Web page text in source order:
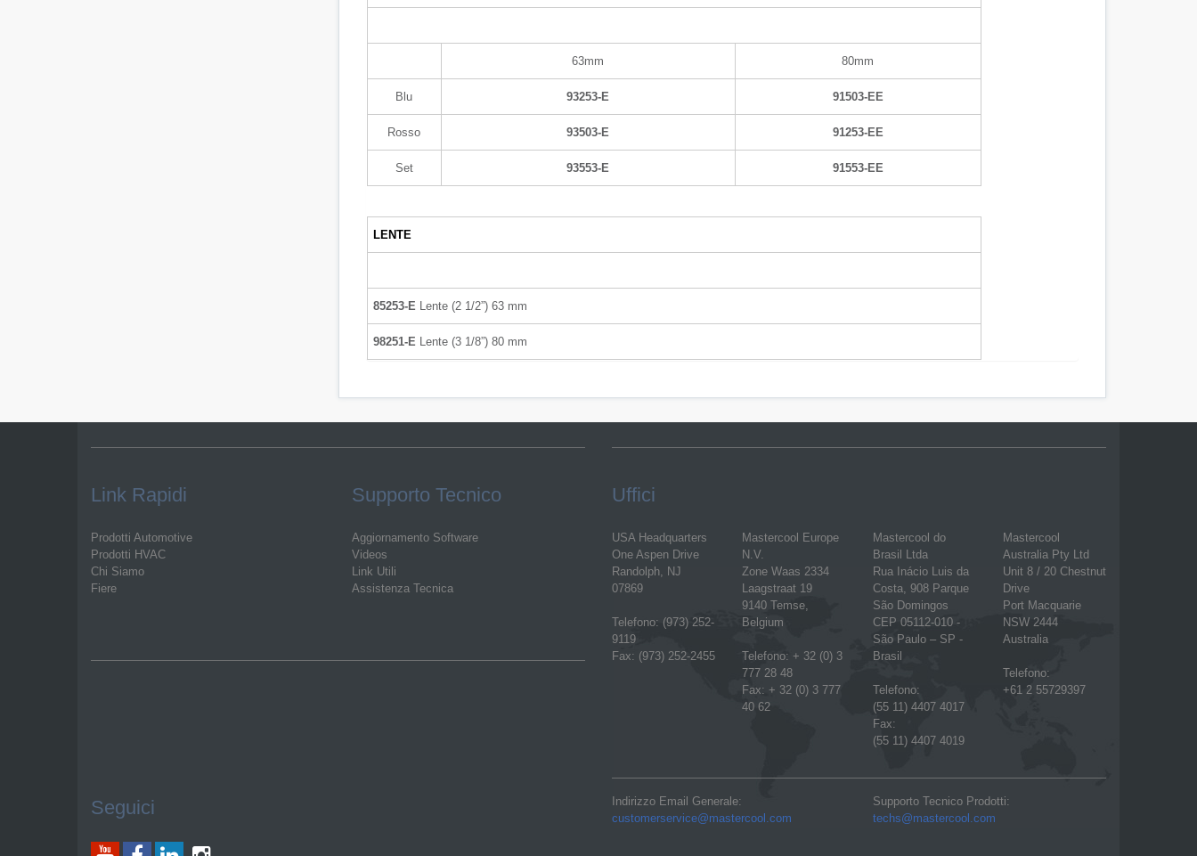
63mm 80mm
Blu 93253-E 91503-EE
Rosso 93503-E 91253-EE
Set 93553-E 91553-EE
LENTE
85253-E Lente (2 1/2”) 63 mm
98251-E Lente (3 1/8”) 80 mm
Link Rapidi
Prodotti Automotive
Prodotti HVAC
Chi Siamo
Fiere
Supporto Tecnico
Aggiornamento Software
Videos
Link Utili
Assistenza Tecnica
Uffici
USA Headquarters
One Aspen Drive
Randolph, NJ
07869
Telefono: (973) 252-
9119
Fax: (973) 252-2455
Mastercool Europe
N.V.
Zone Waas 2334
Laagstraat 19
9140 Temse,
Belgium
Telefono: + 32 (0) 3
777 28 48
Fax: + 32 (0) 3 777
40 62
Mastercool do
Brasil Ltda
Rua Inácio Luis da
Costa, 908 Parque
São Domingos
CEP 05112-010 -
São Paulo – SP -
Brasil
Telefono:
(55 11) 4407 4017
Fax:
(55 11) 4407 4019
Mastercool
Australia Pty Ltd
Unit 8 / 20 Chestnut
Drive
Port Macquarie
NSW 2444
Australia
Telefono:
+61 2 55729397
Seguici
Indirizzo Email Generale:
customerservice@mastercool.com
Supporto Tecnico Prodotti:
techs@mastercool.com